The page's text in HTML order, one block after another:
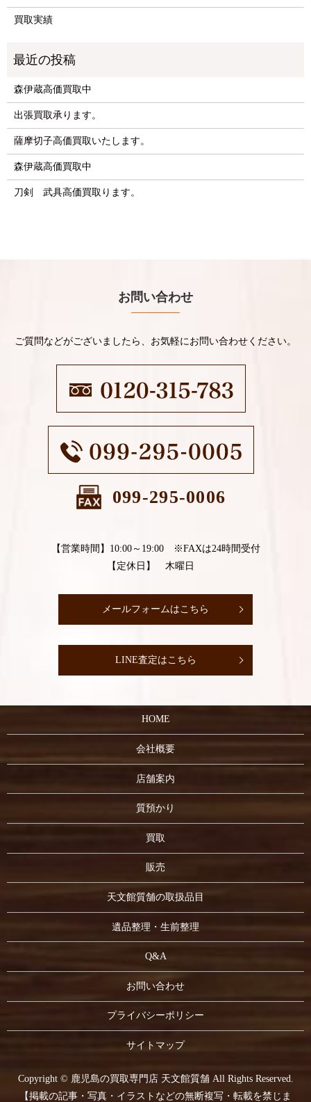
買取実績
森伊蔵高価買取中
出張買取承ります。
薩摩切子高価買取いたします。
森伊蔵高価買取中
刀剣 武具高価買取ります。
お問い合わせ
ご質問などがございましたら、お気軽にお問い合わせください。
099-295-0006
【営業時間】10:00～19:00 ※FAXは24時間受付
【定休日】 木曜日
メールフォームはこちら
LINE査定はこちら
HOME
会社概要
店舗案内
質預かり
買取
販売
天文館質舗の取扱品目
遺品整理・生前整理
Q&A
お問い合わせ
プライバシーポリシー
サイトマップ
Copyright © 鹿児島の買取専門店 天文館質舗 All Rights Reserved.
【掲載の記事・写真・イラストなどの無断複写・転載を禁じま